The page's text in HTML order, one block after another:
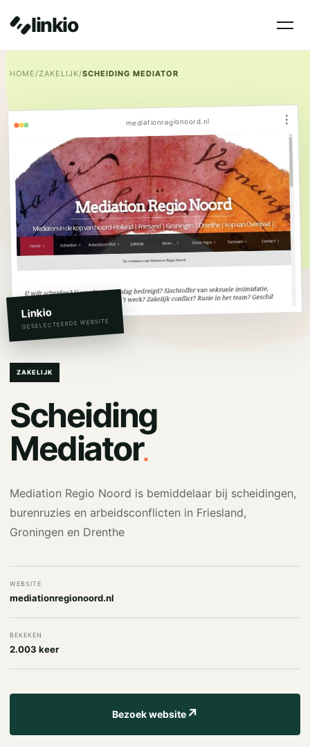
linkio
HOME/ZAKELIJK/SCHEIDING MEDIATOR
mediationregionoord.nl ⋮
Linkio
GESELECTEERDE WEBSITE
ZAKELIJK
Scheiding
Mediator.
Mediation Regio Noord is bemiddelaar bij scheidingen,
burenruzies en arbeidsconflicten in Friesland,
Groningen en Drenthe
WEBSITE
mediationregionoord.nl
BEKEKEN
2.003 keer
Bezoek website↗